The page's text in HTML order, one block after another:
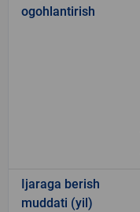
ogohlantirish
Ijaraga berish
muddati (yil)